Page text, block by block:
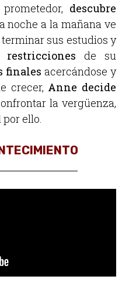
descubre
noche a la mañana ve
sus estudios y
de su
finales acercándose y
crecer, Anne decide
la vergüenza,
ello.